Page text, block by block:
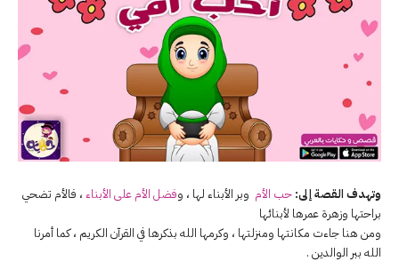
وتهدف القصة إلى: حب الأم وبر الأبناء لها ، وفضل الأم على الأبناء ، فالأم تضحي
براحتها وزهرة عمرها لأبنائها
ومن هنا جاءت مكانتها ومنزلتها ، وكرمها الله بذكرها في القرآن الكريم ، كما أمرنا
الله ببر الوالدين .